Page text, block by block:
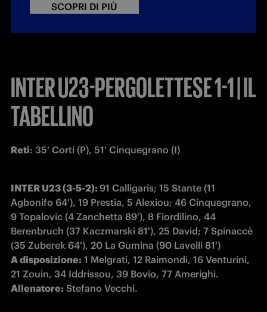
SCOPRI DI PIÙ
INTER U23-PERGOLETTESE 1-1 | IL
TABELLINO
Reti: 35' Corti (P), 51' Cinquegrano (I)
INTER U23 (3-5-2): 91 Calligaris; 15 Stante (11
Agbonifo 64'), 19 Prestia, 5 Alexiou; 46 Cinquegrano,
9 Topalovic (4 Zanchetta 89'), 8 Fiordilino, 44
Berenbruch (37 Kaczmarski 81'), 25 David; 7 Spinaccè
A disposizione: 1 Melgrati, 12 Raimondi, 16 Venturini,
Allenatore: Stefano Vecchi.